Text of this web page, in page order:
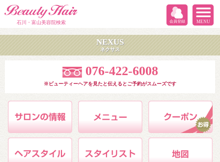
石川・富山美容院検索 MENU
会員登録
NEXUS
ネクサス
076-422-6008
※ビューティーヘアを見たと伝えるとご予約がスムーズです